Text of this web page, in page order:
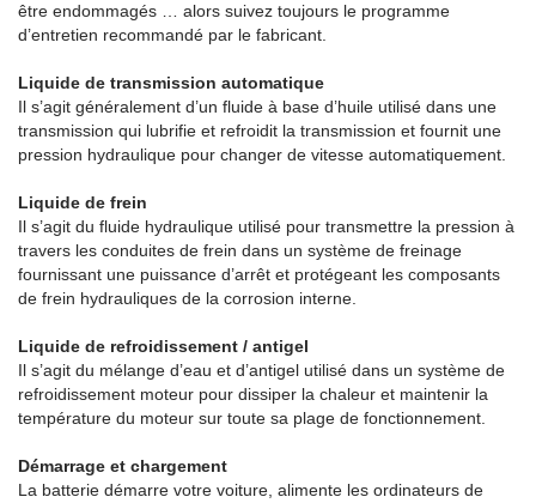
être endommagés … alors suivez toujours le programme
d’entretien recommandé par le fabricant.
Liquide de transmission automatique
Il s’agit généralement d’un fluide à base d’huile utilisé dans une
transmission qui lubrifie et refroidit la transmission et fournit une
pression hydraulique pour changer de vitesse automatiquement.
Liquide de frein
Il s’agit du fluide hydraulique utilisé pour transmettre la pression à
travers les conduites de frein dans un système de freinage
fournissant une puissance d’arrêt et protégeant les composants
de frein hydrauliques de la corrosion interne.
Liquide de refroidissement / antigel
Il s’agit du mélange d’eau et d’antigel utilisé dans un système de
refroidissement moteur pour dissiper la chaleur et maintenir la
température du moteur sur toute sa plage de fonctionnement.
Démarrage et chargement
La batterie démarre votre voiture, alimente les ordinateurs de